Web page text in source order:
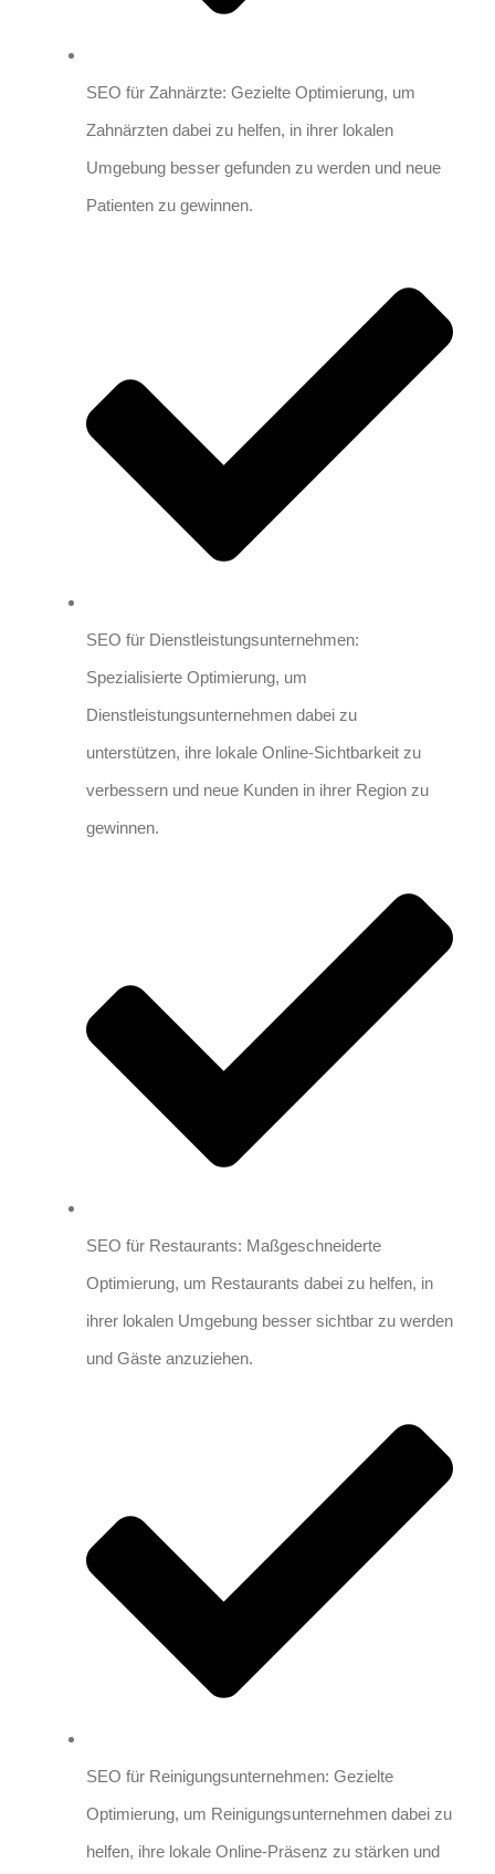
SEO für Zahnärzte: Gezielte Optimierung, um
Zahnärzten dabei zu helfen, in ihrer lokalen
Umgebung besser gefunden zu werden und neue
Patienten zu gewinnen.
SEO für Dienstleistungsunternehmen:
Spezialisierte Optimierung, um
Dienstleistungsunternehmen dabei zu
unterstützen, ihre lokale Online-Sichtbarkeit zu
verbessern und neue Kunden in ihrer Region zu
gewinnen.
SEO für Restaurants: Maßgeschneiderte
Optimierung, um Restaurants dabei zu helfen, in
ihrer lokalen Umgebung besser sichtbar zu werden
und Gäste anzuziehen.
SEO für Reinigungsunternehmen: Gezielte
Optimierung, um Reinigungsunternehmen dabei zu
helfen, ihre lokale Online-Präsenz zu stärken und